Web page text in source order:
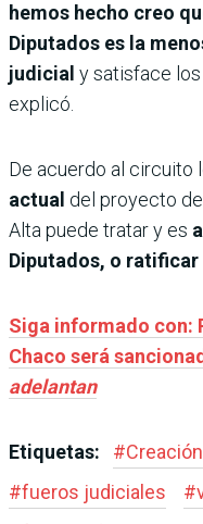
hemos hecho creo
Diputados es la
judicial y satisface
explicó.
De acuerdo al circuito
actual del proyecto
Alta puede tratar y es
Diputados, o
Siga informado con:
Chaco será
adelantan
Etiquetas: #Creación
#fueros judiciales #